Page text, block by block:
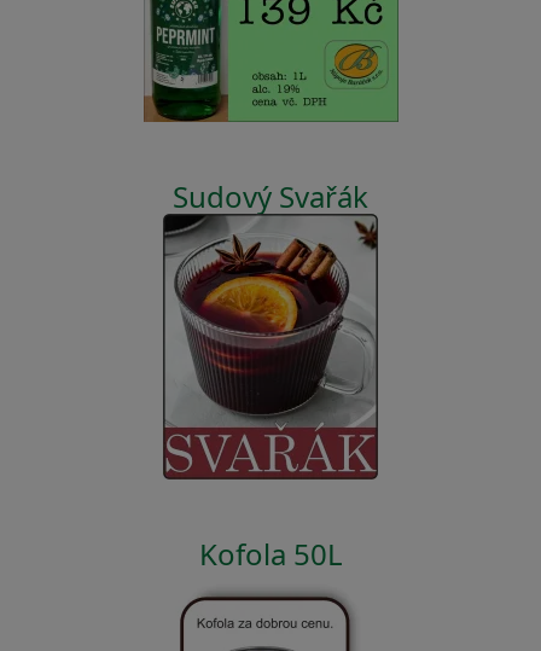
Sudový Svařák
Kofola 50L